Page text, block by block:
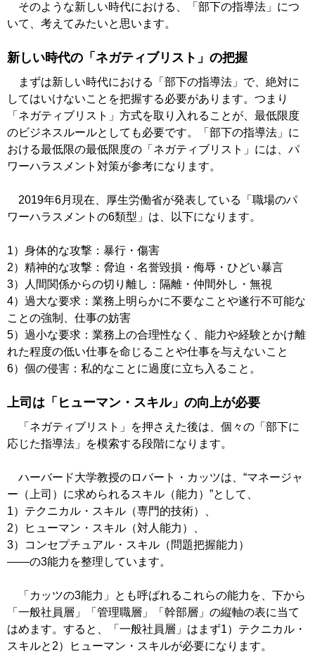
そのような新しい時代における、「部下の指導法」につ
いて、考えてみたいと思います。
新しい時代の「ネガティブリスト」の把握
まずは新しい時代における「部下の指導法」で、絶対に
してはいけないことを把握する必要があります。つまり
「ネガティブリスト」方式を取り入れることが、最低限度
のビジネスルールとしても必要です。「部下の指導法」に
おける最低限の最低限度の「ネガティブリスト」には、パ
ワーハラスメント対策が参考になります。
2019年6月現在、厚生労働省が発表している「職場のパ
ワーハラスメントの6類型」は、以下になります。
1）身体的な攻撃：暴行・傷害
2）精神的な攻撃：脅迫・名誉毀損・侮辱・ひどい暴言
3）人間関係からの切り離し：隔離・仲間外し・無視
4）過大な要求：業務上明らかに不要なことや遂行不可能な
ことの強制、仕事の妨害
5）過小な要求：業務上の合理性なく、能力や経験とかけ離
れた程度の低い仕事を命じることや仕事を与えないこと
6）個の侵害：私的なことに過度に立ち入ること。
上司は「ヒューマン・スキル」の向上が必要
「ネガティブリスト」を押さえた後は、個々の「部下に
応じた指導法」を模索する段階になります。
ハーバード大学教授のロバート・カッツは、“マネージャ
ー（上司）に求められるスキル（能力）”として、
1）テクニカル・スキル（専門的技術）、
2）ヒューマン・スキル（対人能力）、
3）コンセプチュアル・スキル（問題把握能力）
――の3能力を整理しています。
「カッツの3能力」とも呼ばれるこれらの能力を、下から
「一般社員層」「管理職層」「幹部層」の縦軸の表に当て
はめます。すると、「一般社員層」はまず1）テクニカル・
スキルと2）ヒューマン・スキルが必要になります。